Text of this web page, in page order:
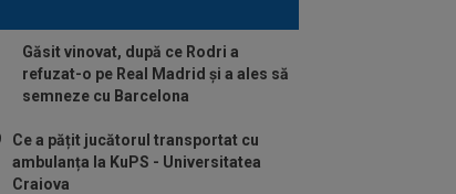
Găsit vinovat, după ce Rodri a
refuzat-o pe Real Madrid și a ales să
semneze cu Barcelona
Ce a pățit jucătorul transportat cu
ambulanța la KuPS - Universitatea
Craiova